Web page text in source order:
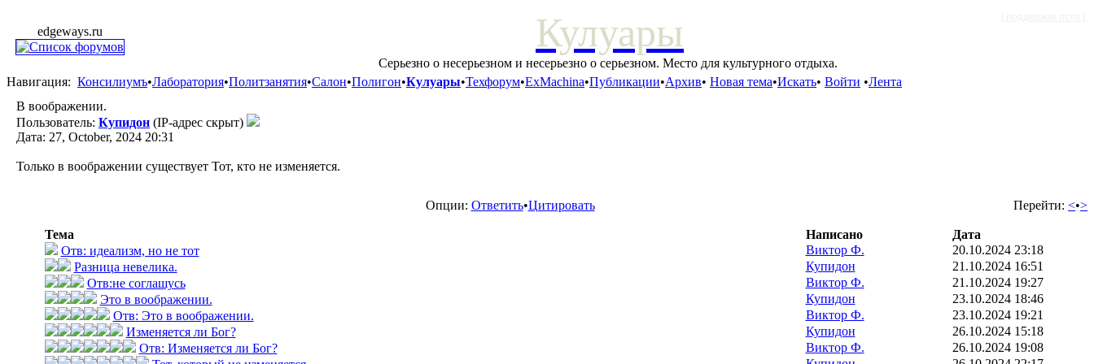
edgeways.ru Кулуары
Серьезно о несерьезном и несерьезно о серьезном. Место для культурного отдыха.
Навигация: Консилиумъ•Лаборатория•Политзанятия•Салон•Полигон•Кулуары•Техфорум•ExMachina•Публикации•Архив• Новая тема•Искать• Войти •Лента
В воображении.
Пользователь: Купидон (IP-адрес скрыт)
Дата: 27, October, 2024 20:31
Только в воображении существует Тот, кто не изменяется.
Перейти: <•>
Опции: Ответить•Цитировать
Тема Написано
Дата
Отв: идеализм, но не тот
Виктор Ф.
20.10.2024 23:18
Разница невелика.
Купидон
21.10.2024 16:51
Отв:не соглашусь
Виктор Ф.
21.10.2024 19:27
Это в воображении.
Купидон
23.10.2024 18:46
Отв: Это в воображении.
Виктор Ф.
23.10.2024 19:21
Изменяется ли Бог?
Купидон
26.10.2024 15:18
Отв: Изменяется ли Бог?
Виктор Ф.
26.10.2024 19:08